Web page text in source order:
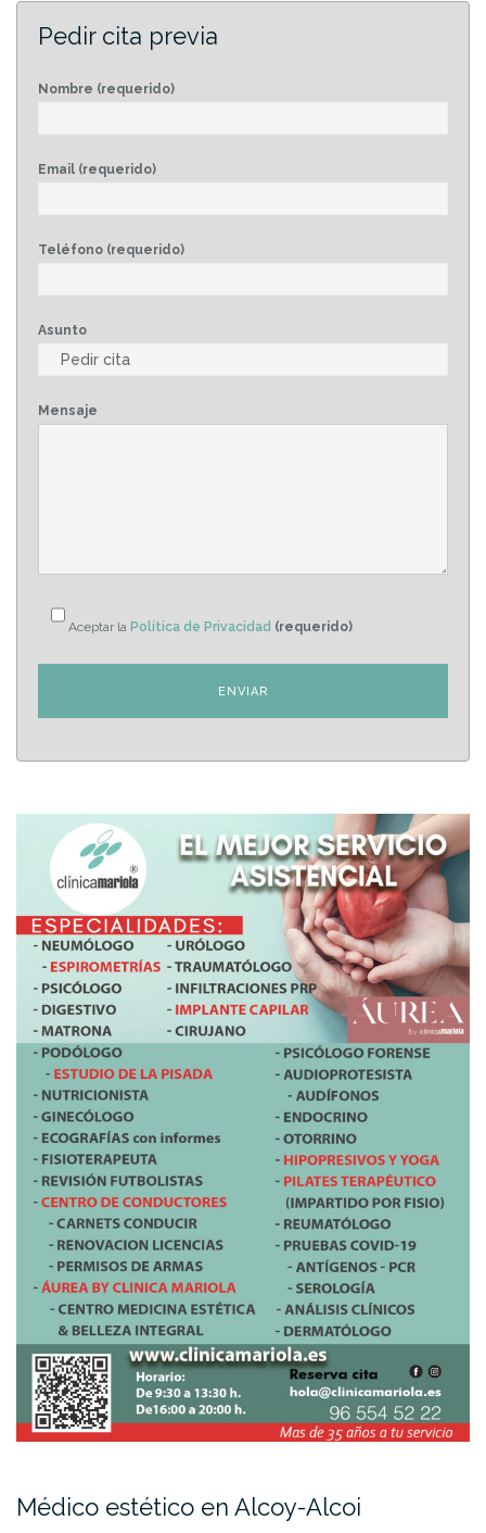
Pedir cita previa
Nombre (requerido)
Email (requerido)
Teléfono (requerido)
Asunto
Mensaje
Aceptar la Política de Privacidad (requerido)
Médico estético en Alcoy-Alcoi